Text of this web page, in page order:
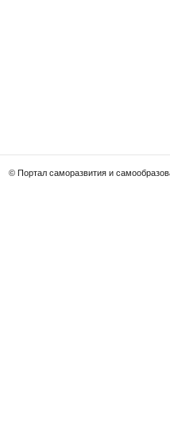
© Портал саморазвития и